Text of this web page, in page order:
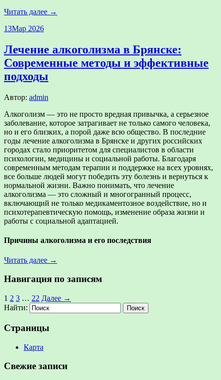
Читать далее →
13Мар 2026
Лечение алкоголизма в Брянске:
Современные методы и эффективные
подходы
Автор: admin
Алкоголизм — это не просто вредная привычка, а серьезное
заболевание, которое затрагивает не только самого человека,
но и его близких, а порой даже всю общество. В последние
годы лечение алкоголизма в Брянске и других российских
городах стало приоритетом для специалистов в области
психологии, медицины и социальной работы. Благодаря
современным методам терапии и поддержке на всех уровнях,
все больше людей могут победить эту болезнь и вернуться к
нормальной жизни. Важно понимать, что лечение
алкоголизма — это сложный и многогранный процесс,
включающий не только медикаментозное воздействие, но и
психотерапевтическую помощь, изменение образа жизни и
работы с социальной адаптацией.
Причины алкоголизма и его последствия
Читать далее →
Навигация по записям
1 2 3 … 22 Далее →
Найти:
Страницы
Карта
Свежие записи